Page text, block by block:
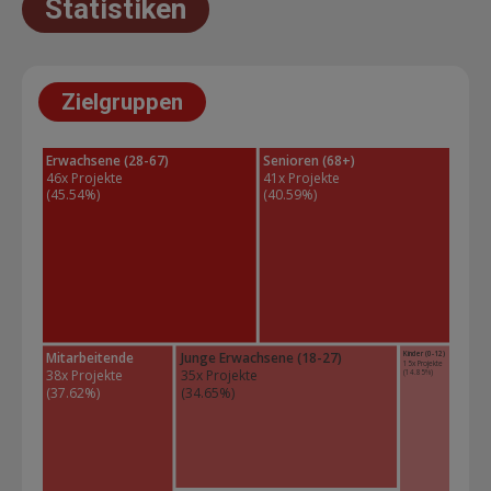
Statistiken
Zielgruppen
Erwachsene (28-67)
46x Projekte
(45.54%)
Senioren (68+)
41x Projekte
(40.59%)
Mitarbeitende
38x Projekte
(37.62%)
Junge Erwachsene (18-27)
35x Projekte
(34.65%)
Kinder (0-12)
15x Projekte
(14.85%)